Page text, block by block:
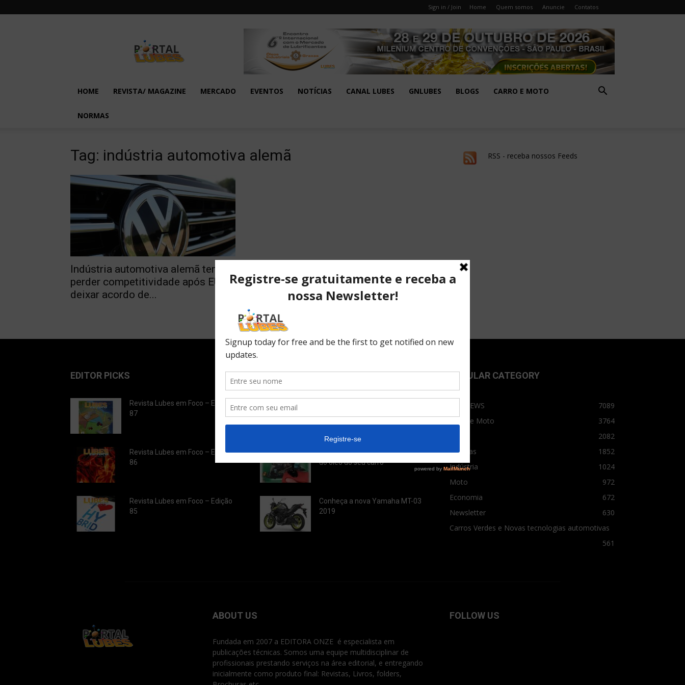
Sign in / Join Home Quem somos Anuncie Contatos
em
Foco
HOME REVISTA/ MAGAZINE MERCADO EVENTOS NOTÍCIAS CANAL LUBES GNLUBES BLOGS CARRO E MOTO
NORMAS
Tag: indústria automotiva alemã
Indústria automotiva alemã teme
perder competitividade após EUA
deixar acordo de...
RSS - receba nossos Feeds
EDITOR PICKS
Revista Lubes em Foco – Edição
87
Revista Lubes em Foco – Edição
86
Revista Lubes em Foco – Edição
85
POPULAR POSTS
desempenho...
10 causas da queda de pressão
do óleo do seu carro
Conheça a nova Yamaha MT-03
2019
POPULAR CATEGORY
TOPNEWS
7089
Carro e Moto
3764
2082
Notícias
1852
Indústria
1024
Moto
972
Economia
672
Newsletter
630
Carros Verdes e Novas tecnologias automotivas
561
ABOUT US
Fundada em 2007 a EDITORA ONZE é especialista em
publicações técnicas. Somos uma equipe multidisciplinar de
profissionais prestando serviços na área editorial, e entregando
inicialmente como produto final: Revistas, Livros, folders,
FOLLOW US